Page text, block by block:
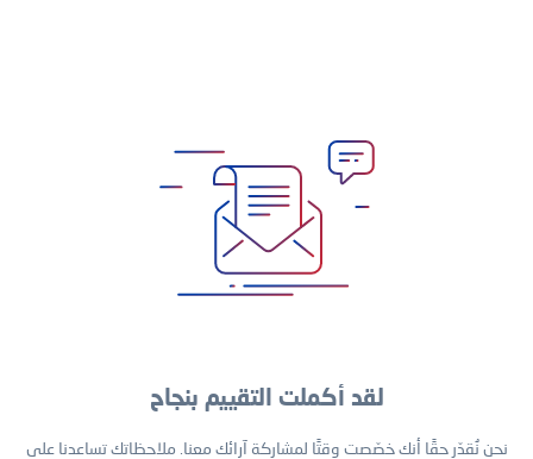
لقد أكملت التقييم بنجاح
نحن نُقدّر حقًا أنك خصّصت وقتًا لمشاركة آرائك معنا. ملاحظاتك تساعدنا على